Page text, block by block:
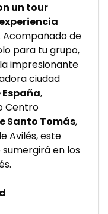
un tour
Acompañado de
para tu grupo,
impresionante
ciudad
,
Centro
Santo Tomás,
Avilés, este
en los